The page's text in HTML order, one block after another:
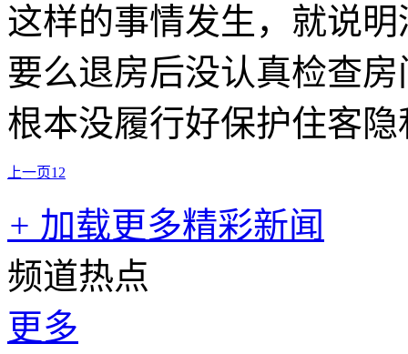
这样的事情发生，就说
要么退房后没认真检查
根本没履行好保护住客
上一页1 2
+ 加载更多精彩新闻
频道热点
更多